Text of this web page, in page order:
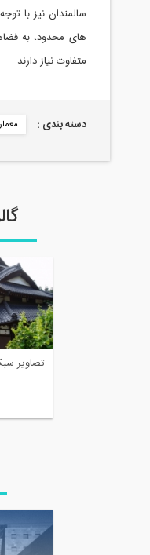
سالمندان نيز با
های محدود، به
متفاوت نياز دارند.
دسته بندی :
تصاویر